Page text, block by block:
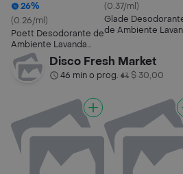
26%
(0.26/ml)
Poett Desodorante de
Ambiente Lavanda
Aerosol
(0.37/ml)
Glade
de Ambiente
Disco Fresh Market
46 min o prog.• $ 30,00